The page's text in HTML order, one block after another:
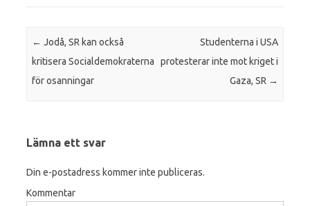
Inläggsnavigering
← Jodå, SR kan också
kritisera Socialdemokraterna
för osanningar
Studenterna i USA
protesterar inte mot kriget i
Gaza, SR →
Lämna ett svar
Din e-postadress kommer inte publiceras.
Kommentar